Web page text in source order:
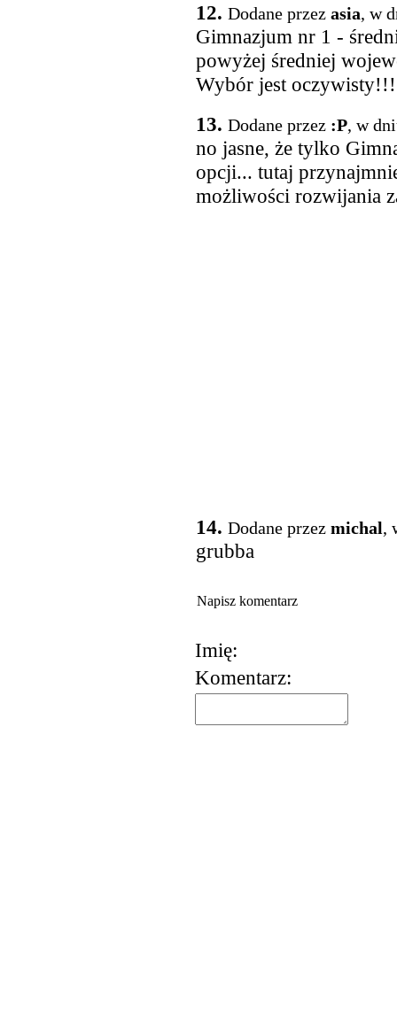
12. Dodane przez asia, w
Gimnazjum nr 1 -
powyżej średniej
Wybór jest oczywisty!!!
13. Dodane przez :P, w
no jasne, że tylko
opcji... tutaj
możliwości rozwijania
14. Dodane przez michal,
grubba
Napisz komentarz
Imię:
Komentarz: